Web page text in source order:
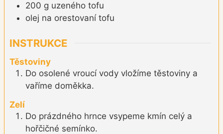
200 g uzeného tofu
olej na orestovaní tofu
INSTRUKCE
Těstoviny
Do osolené vroucí vody vložíme těstoviny a
vaříme doměkka.
Zelí
Do prázdného hrnce vsypeme kmín celý a
hořčičné semínko.